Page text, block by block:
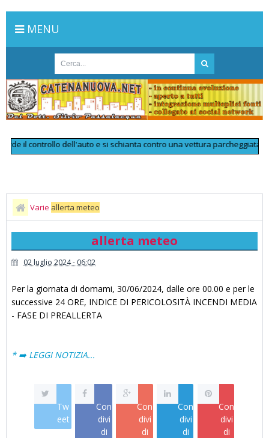
MENU
controllo dell'auto e si schianta contro una vettura parcheggiata: muore
Varie allerta meteo
allerta meteo
02 luglio 2024 - 06:02
Per la giornata di domami, 30/06/2024, dalle ore 00.00 e per le
successive 24 ORE, INDICE DI PERICOLOSITÀ INCENDI MEDIA
- FASE DI PREALLERTA
* ➡️ LEGGI NOTIZIA...
Tw
eet
Con
divi
di
Con
divi
di
Con
divi
di
Con
divi
di